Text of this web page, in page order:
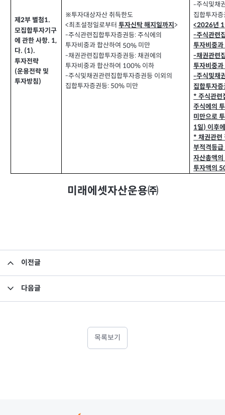
제2부 별첨1.
모집합투자기구
에 관한 사항. 1,
다. (1).
투자전략
(운용전략 및
투자방침)
※투자대상자산 취득한도
<최초설정일로부터투자신탁 해지일까지>
-주식관련집합투자증권등:주식에의
투자비중과 합산하여 50% 미만
-채권관련집합투자증권등:채권에의
투자비중과 합산하여 100% 이하
-주식및채권관련집합투자증권등 이외의
집합투자증권등: 50% 미만
-주식및채
집합투자
<2026년 1
-주식관련
투자비중
-채권관련
투자비중
-주식및채
집합투자증
*주식관련
주식에의
미만으로
1일) 이후
*채권관련
부적격등
자산총액의
투자액의
미래에셋자산운용㈜
이전글
다음글
목록보기